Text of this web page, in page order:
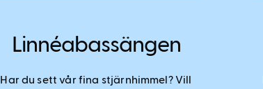
Linnéabassängen
Har du sett vår fina stjärnhimmel? Vill